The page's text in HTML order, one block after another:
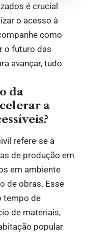
é crucial
o acesso à
como
o futuro das
avançar, tudo
da
a
refere-se à
de produção em
em ambiente
de obras. Esse
tempo de
de materiais,
popular